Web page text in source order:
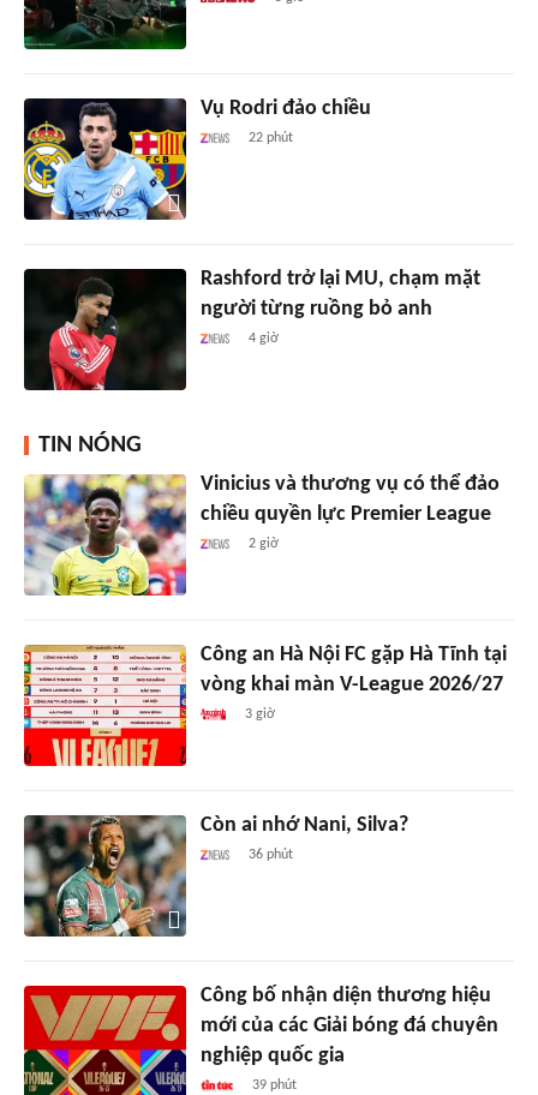
Vụ Rodri đảo chiều
22 phút
Rashford trở lại MU, chạm mặt
người từng ruồng bỏ anh
4 giờ
TIN NÓNG
Vinicius và thương vụ có thể đảo
chiều quyền lực Premier League
2 giờ
Công an Hà Nội FC gặp Hà Tĩnh tại
vòng khai màn V-League 2026/27
3 giờ
Còn ai nhớ Nani, Silva?
36 phút
Công bố nhận diện thương hiệu
mới của các Giải bóng đá chuyên
nghiệp quốc gia
39 phút